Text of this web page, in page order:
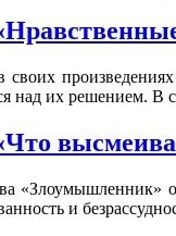
над их решением.
«Злоумышленник»
и